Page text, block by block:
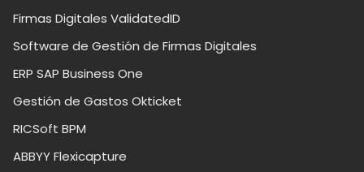
Firmas Digitales ValidatedID
Software de Gestión de Firmas Digitales
ERP SAP Business One
Gestión de Gastos Okticket
RICSoft BPM
ABBYY Flexicapture